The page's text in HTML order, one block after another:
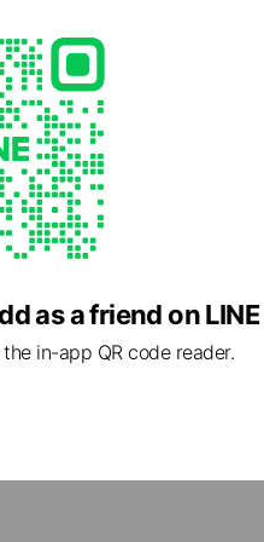
Edy / nanaco
as a friend on LINE
in-app QR code reader.